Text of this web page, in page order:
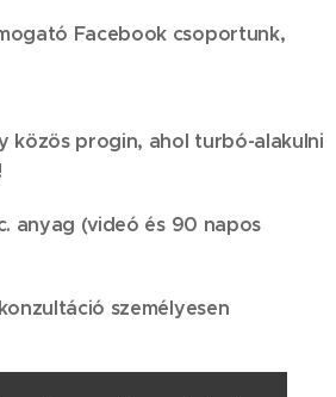
Facebook csoportunk,
közös progin, ahol turbó-alakulni
anyag (videó és 90 napos
személyesen